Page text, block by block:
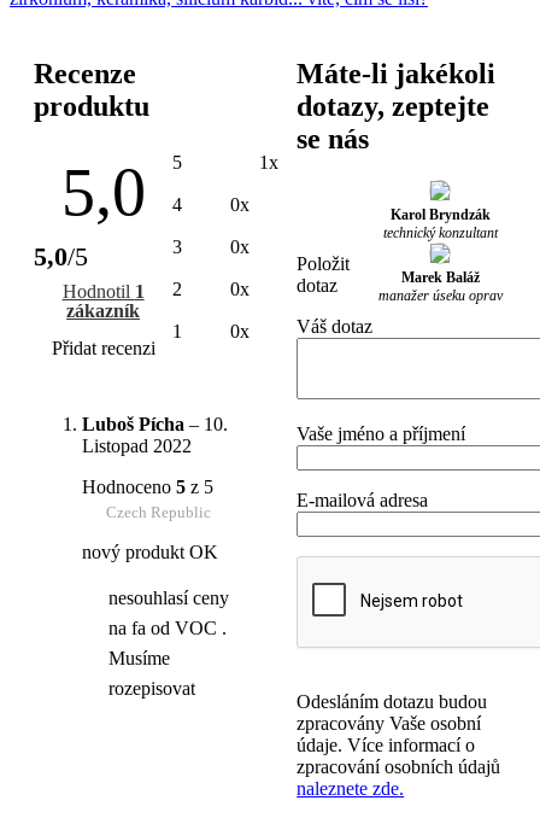
Recenze
produktu
5,0
5,0/5
Hodnotil 1
zákazník
Přidat recenzi
5 1x
4 0x
3 0x
2 0x
1 0x
Luboš Pícha – 10.
Listopad 2022
Hodnoceno 5 z 5
Czech Republic
nový produkt OK
nesouhlasí ceny
na fa od VOC .
Musíme
rozepisovat
Máte-li jakékoli
dotazy, zeptejte
se nás
Karol Bryndzák
technický konzultant
Marek Baláž
manažer úseku oprav
Položit
dotaz
Váš dotaz
Vaše jméno a příjmení
E-mailová adresa
Odesláním dotazu budou
zpracovány Vaše osobní
údaje. Více informací o
zpracování osobních údajů
naleznete zde.